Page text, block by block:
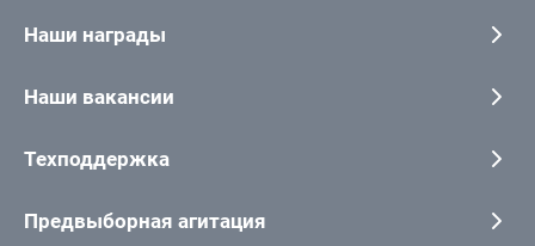
Наши награды
Наши вакансии
Техподдержка
Предвыборная агитация